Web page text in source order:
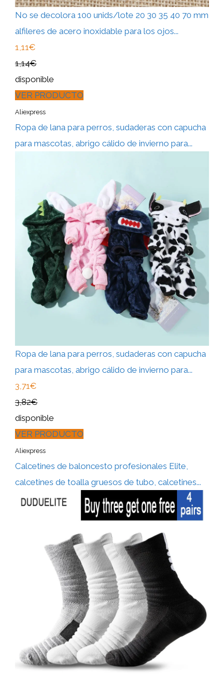
No se decolora 100 unids/lote 20 30 35 40 70 mm
alfileres de acero inoxidable para los ojos...
1,11€
1,14€
disponible
VER PRODUCTO
Aliexpress
Ropa de lana para perros, sudaderas con capucha
para mascotas, abrigo cálido de invierno para...
Ropa de lana para perros, sudaderas con capucha
para mascotas, abrigo cálido de invierno para...
3,71€
3,82€
disponible
VER PRODUCTO
Aliexpress
Calcetines de baloncesto profesionales Elite,
calcetines de toalla gruesos de tubo, calcetines...